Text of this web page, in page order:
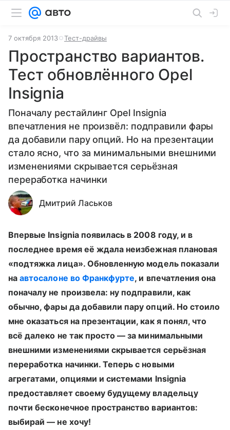
7 октября 2013 Тест-драйвы
Пространство вариантов.
Тест обновлённого Opel
Insignia
Поначалу рестайлинг Opel Insignia
впечатления не произвёл: подправили фары
да добавили пару опций. Но на презентации
стало ясно, что за минимальными внешними
изменениями скрывается серьёзная
переработка начинки
Дмитрий Ласьков
Впервые Insignia появилась в 2008 году, и в
последнее время её ждала неизбежная плановая
«подтяжка лица». Обновленную модель показали
наавтосалоне во Франкфурте, и впечатления она
поначалу не произвела: ну подправили, как
обычно, фары да добавили пару опций. Но стоило
мне оказаться на презентации, как я понял, что
всё далеко не так просто — за минимальными
внешними изменениями скрывается серьёзная
переработка начинки. Теперь с новыми
агрегатами, опциями и системами Insignia
предоставляет своему будущему владельцу
почти бесконечное пространство вариантов:
выбирай — не хочу!